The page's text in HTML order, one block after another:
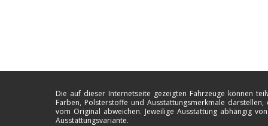
Die auf dieser Internetseite gezeigten Fahrzeuge können
Farben, Polsterstoffe und Ausstattungsmerkmale darstellen,
vom Original abweichen. Jeweilige Ausstattung abhängig
Ausstattungsvariante.